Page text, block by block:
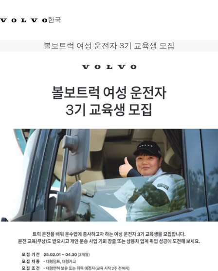
한국
+0800381000한국
뉴스
회사 소개
바이킹뉴스 매거진
소셜미디어
중고트럭
볼보트럭 여성 운전자 3기 교육생 모집